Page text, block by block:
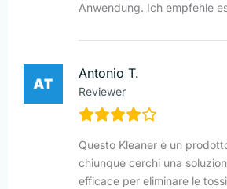
Anwendung. Ich empfehle
Antonio T.
Reviewer
Questo Kleaner è un
chiunque cerchi una
efficace per eliminare le